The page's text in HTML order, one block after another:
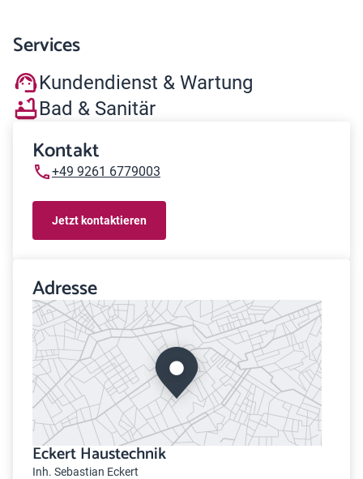
Services
Kundendienst & Wartung
Bad & Sanitär
Kontakt
+49 9261 6779003
Jetzt kontaktieren
Adresse
Eckert Haustechnik
Inh. Sebastian Eckert